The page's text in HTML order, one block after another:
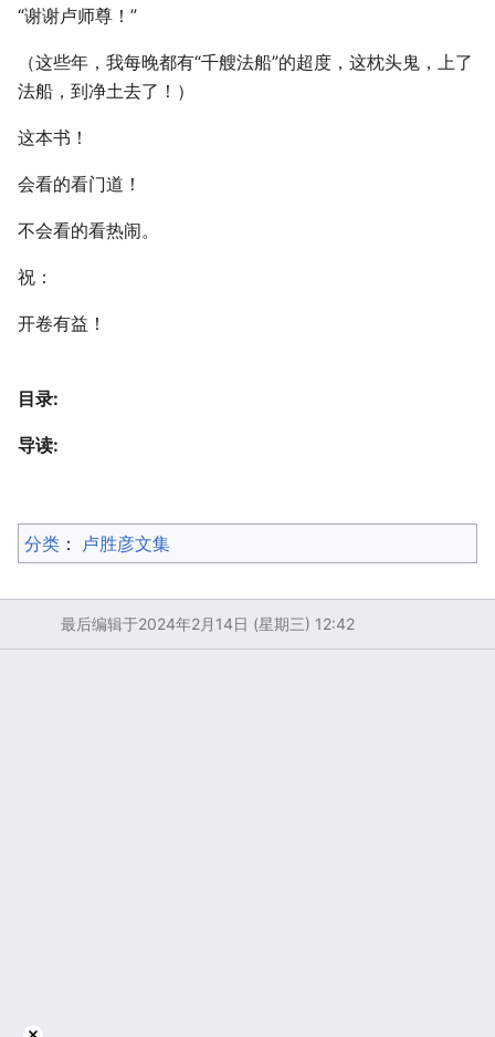
“谢谢卢师尊！”
（这些年，我每晚都有“千艘法船”的超度，这枕头鬼，上了
法船，到净土去了！）
这本书！
会看的看门道！
不会看的看热闹。
祝：
开卷有益！
目录:
导读:
分类 ：​ 卢胜彦文集
最后编辑于2024年2月14日 (星期三) 12:42